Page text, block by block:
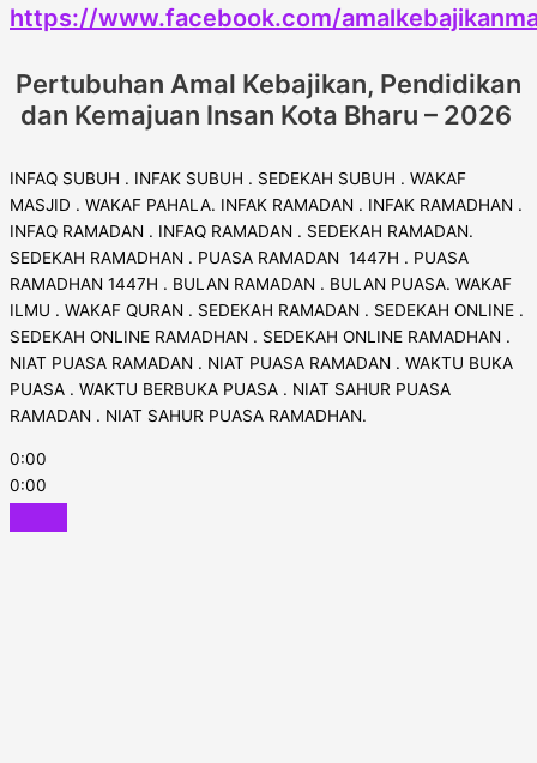
https://www.facebook.com/
Pertubuhan Amal Kebajikan, Pendidikan
dan Kemajuan Insan Kota Bharu – 2026
INFAQ SUBUH . INFAK SUBUH . SEDEKAH SUBUH . WAKAF
MASJID . WAKAF PAHALA. INFAK RAMADAN . INFAK RAMADHAN .
INFAQ RAMADAN . INFAQ RAMADAN . SEDEKAH RAMADAN.
SEDEKAH RAMADHAN . PUASA RAMADAN 1447H . PUASA
RAMADHAN 1447H . BULAN RAMADAN . BULAN PUASA. WAKAF
ILMU . WAKAF QURAN . SEDEKAH RAMADAN . SEDEKAH ONLINE .
SEDEKAH ONLINE RAMADHAN . SEDEKAH ONLINE RAMADHAN .
NIAT PUASA RAMADAN . NIAT PUASA RAMADAN . WAKTU BUKA
PUASA . WAKTU BERBUKA PUASA . NIAT SAHUR PUASA
RAMADAN . NIAT SAHUR PUASA RAMADHAN.
0:00
0:00